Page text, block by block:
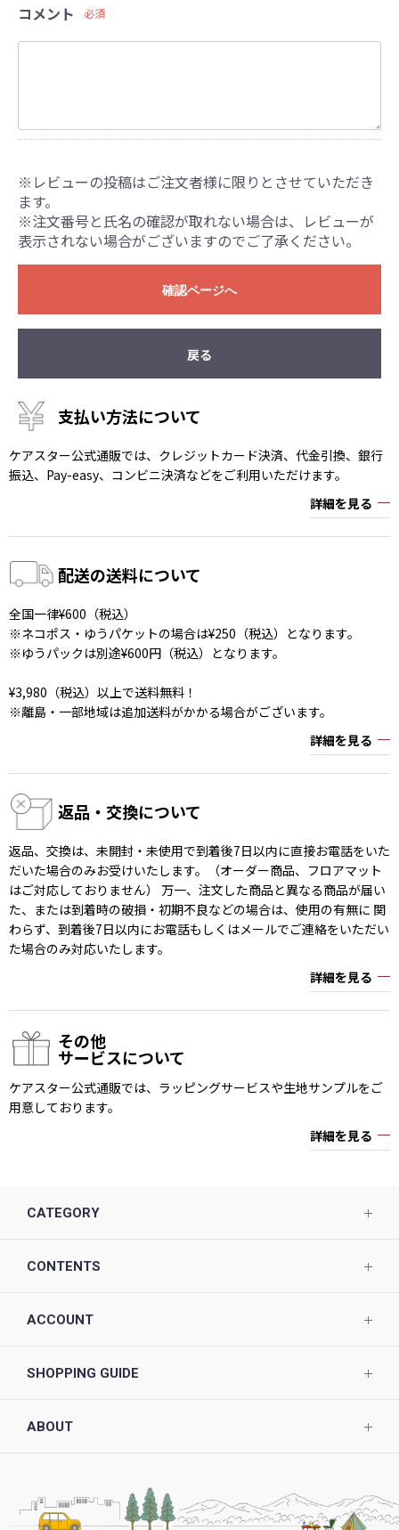
コメント 必須
※レビューの投稿はご注文者様に限りとさせていただき
ます。
※注文番号と氏名の確認が取れない場合は、レビューが
表示されない場合がございますのでご了承ください。
確認ページへ
戻る
支払い方法について
ケアスター公式通販では、クレジットカード決済、代金引換、銀行
振込、Pay-easy、コンビニ決済などをご利用いただけます。
詳細を見る
配送の送料について
全国一律¥600（税込）
※ネコポス・ゆうパケットの場合は¥250（税込）となります。
※ゆうパックは別途¥600円（税込）となります。
¥3,980（税込）以上で送料無料！
※離島・一部地域は追加送料がかかる場合がございます。
詳細を見る
返品・交換について
返品、交換は、未開封・未使用で到着後7日以内に直接お電話をいた
だいた場合のみお受けいたします。（オーダー商品、フロアマット
はご対応しておりません） 万一、注文した商品と異なる商品が届い
た、または到着時の破損・初期不良などの場合は、使用の有無に 関
わらず、到着後7日以内にお電話もしくはメールでご連絡をいただい
た場合のみ対応いたします。
詳細を見る
その他
サービスについて
ケアスター公式通販では、ラッピングサービスや生地サンプルをご
用意しております。
詳細を見る
CATEGORY
CONTENTS
ACCOUNT
SHOPPING GUIDE
ABOUT